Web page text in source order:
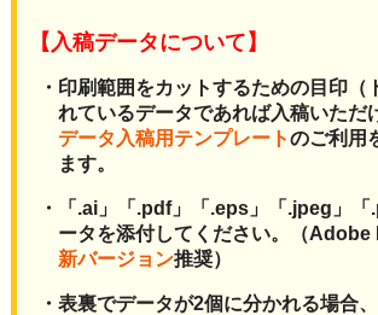
【入稿データについて】
・印刷範囲をカットするための目印（
れているデータであれば入稿いただ
データ入稿用テンプレートのご利用
ます。
・「.ai」「.pdf」「.eps」「.jpeg」
ータを添付してください。（
新バージョン推奨）
・表裏でデータが2個に分かれる場合、